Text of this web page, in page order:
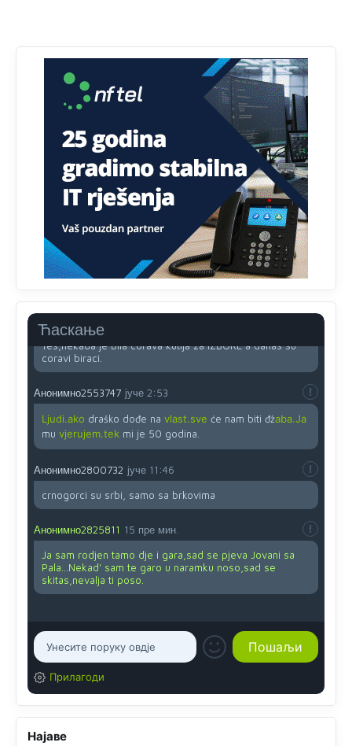
Ћаскање
Najveći dio populacije starije od 65 godina uopšte ne
koristi internet, niti ima pristup računarima
Анонимно2818605 јуче 11:45
Uvođenje pravila da se umjesto dosadašnjeg znaka "X"
(krstića) kružić ispred kandidata mora u potpunosti
obojiti (popuniti) uvedeno je isključivo zbog tehničkih
zahtjeva optičkih skenera.
Анонимно2818605 јуче 11:45
Ovo pravilo jeste unijelo opravdan strah, posebno kada
su u pitanju starije osobe, osobe sa slabijim vidom ili
Yes,nekada je bila corava kutija za IZBORE a danas su
coravi biraci.
Анонимно2553747 јуче 2:53
Ljudi.ako draško dođe na vlast.sve će nam biti đžaba.Ja
mu vjerujem.tek mi je 50 godina.
Анонимно2800732 јуче 11:46
crnogorci su srbi, samo sa brkovima
Анонимно2825811 15 пре мин.
Ja sam rodjen tamo dje i gara,sad se pjeva Jovani sa
Pala...Nekad' sam te garo u naramku noso,sad se
skitas,nevalja ti poso.
Прилагоди
Најаве